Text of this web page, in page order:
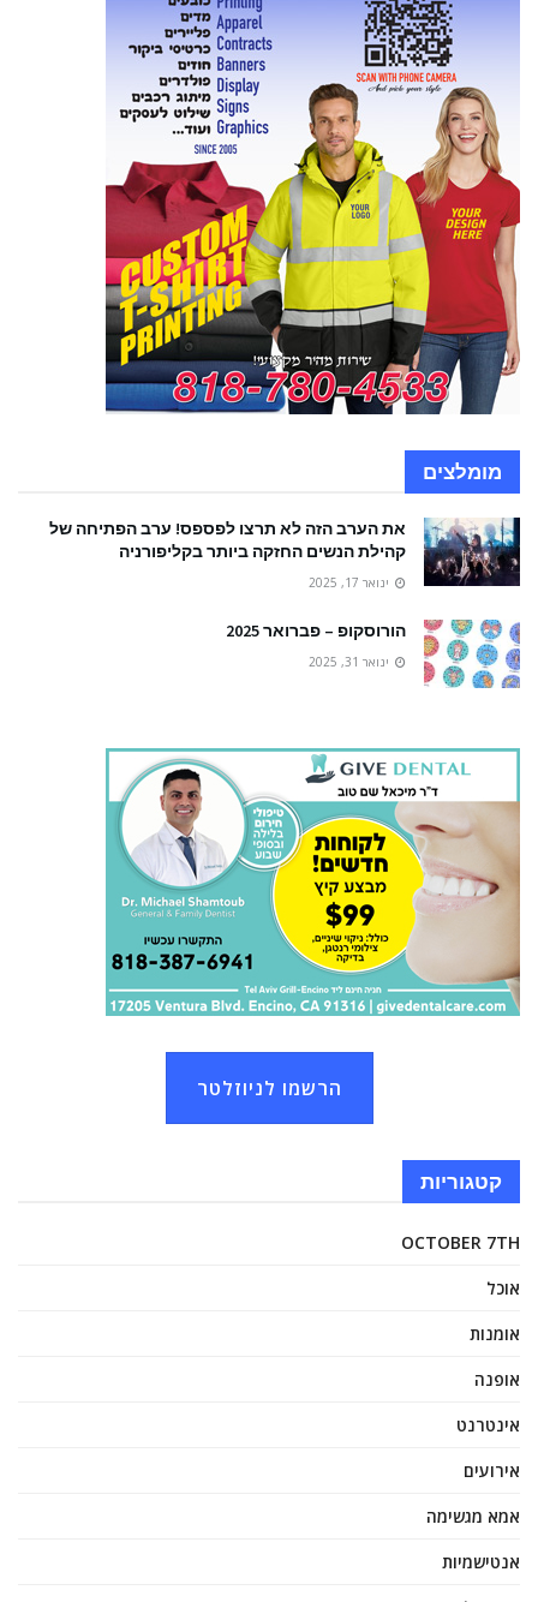
מומלצים
את הערב הזה לא תרצו לפספס! ערב הפתיחה של
קהילת הנשים החזקה ביותר בקליפורניה
ינואר 17, 2025
הורוסקופ – פברואר 2025
ינואר 31, 2025
הרשמו לניוזלטר
קטגוריות
OCTOBER 7TH
אוכל
אומנות
אופנה
אינטרנט
אירועים
אמא מגשימה
אנטישמיות